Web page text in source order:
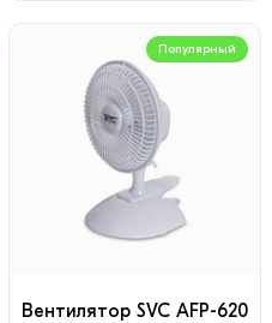
Популярный
Вентилятор SVC AFP-620